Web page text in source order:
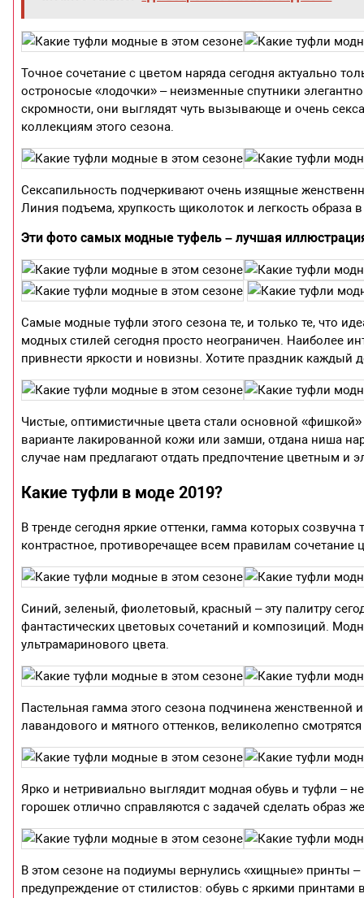
Точное сочетание с цветом наряда сегодня актуально
остроносые «лодочки» – неизменные спутники
скромности, они выглядят чуть вызывающе и очень
коллекциям этого сезона.
Сексапильность подчеркивают очень изящные
Линия подъема, хрупкость щиколоток и легкость
Эти фото самых модные туфель – лучшая
Самые модные туфли этого сезона те, и только те, что
модных стилей сегодня просто неограничен. Наиболее
привнести яркости и новизны. Хотите праздник каждый
Чистые, оптимистичные цвета стали основной «фишкой»
варианте лакированной кожи или замши, отдана ниша
случае нам предлагают отдать предпочтение цветным и
Какие туфли в моде 2019?
В тренде сегодня яркие оттенки, гамма которых
контрастное, противоречащее всем правилам
Синий, зеленый, фиолетовый, красный – эту палитру
фантастических цветовых сочетаний и композиций.
ультрамаринового цвета.
Пастельная гамма этого сезона подчинена
лавандового и мятного оттенков, великолепно
Ярко и нетривиально выглядит модная обувь и туфли –
горошек отлично справляются с задачей сделать образ
В этом сезоне на подиумы вернулись «хищные» принты
предупреждение от стилистов: обувь с яркими